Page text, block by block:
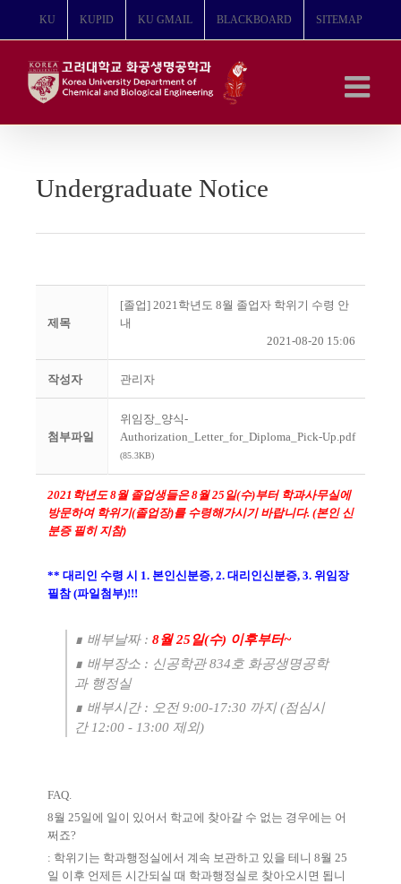
뛰
KU KUPID KU GMAIL BLACKBOARD SITEMAP
Undergraduate Notice
제목
[졸업] 2021학년도 8월 졸업자 학위기 수령 안
내
2021-08-20 15:06
작성자 관리자
첨부파일
위임장_양식-
Authorization_Letter_for_Diploma_Pick-Up.pdf
(85.3KB)
2021 학년도8월 졸업생들은8월25 일(수)부터 학과사무실에
방문하여 학위기(졸업장)를 수령해가시기 바랍니다. (본인 신
분증 필히 지참)
** 대리인 수령 시 1. 본인신분증, 2. 대리인신분증, 3. 위임장
필참(파일첨부)!!!
∎ 배부날짜 : 8월25 일(수) 이후부터~
∎ 배부장소 : 신공학관834호 화공생명공학
과 행정실
∎ 배부시간 : 오전9:00-17:30 까지(점심시
간 12:00 - 13:00 제외)
FAQ.
8월 25일에 일이 있어서 학교에 찾아갈 수 없는 경우에는 어
쩌죠?
: 학위기는 학과행정실에서 계속 보관하고 있을 테니 8월 25
일 이후 언제든 시간되실 때 학과행정실로 찾아오시면 됩니